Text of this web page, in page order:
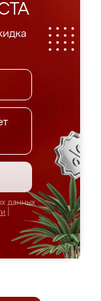
данных